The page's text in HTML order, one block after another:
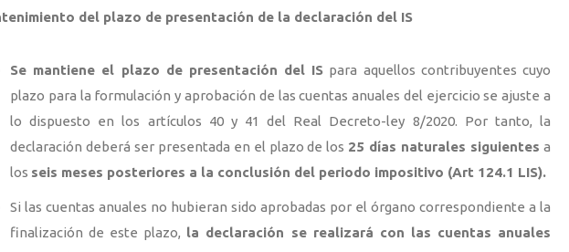
del plazo de presentación de la declaración del IS
Se mantiene el plazo de presentación del IS para aquellos contribuyentes cuyo
plazo para la formulación y aprobación de las cuentas anuales del ejercicio se ajuste a
lo dispuesto en los artículos 40 y 41 del Real Decreto-ley 8/2020. Por tanto, la
declaración deberá ser presentada en el plazo de los 25 días naturales siguientes a
los seis meses posteriores a la conclusión del periodo impositivo (Art 124.1 LIS).
Si las cuentas anuales no hubieran sido aprobadas por el órgano correspondiente a la
finalización de este plazo, la declaración se realizará con las cuentas anuales